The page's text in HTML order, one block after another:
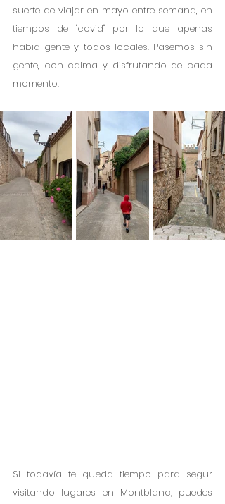
suerte de viajar en mayo entre semana, en
tiempos de "covid" por lo que apenas
habia gente y todos locales. Pasemos sin
gente, con calma y disfrutando de cada
momento.
Si todavía te queda tiempo para segur
visitando lugares en Montblanc, puedes